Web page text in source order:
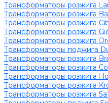
Трансформаторы розжига
Трансформаторы розжига
Трансформаторы розжига
Трансформаторы розжига
Трансформаторы розжига
Трансформаторы поджига
Трансформаторы розжига
Трансформаторы розжига
Трансформаторы розжига
Трансформаторы розжига
Трансформаторы розжига